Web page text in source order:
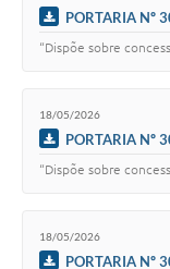
PORTARIA Nº
“Dispõe sobre
18/05/2026
PORTARIA Nº
“Dispõe sobre
18/05/2026
PORTARIA Nº